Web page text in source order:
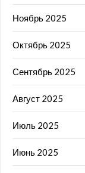
Ноябрь 2025
Октябрь 2025
Сентябрь 2025
Август 2025
Июль 2025
Июнь 2025